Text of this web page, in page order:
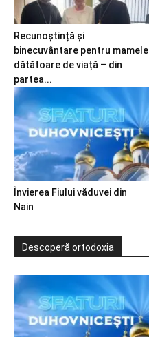
Recunoștință și
binecuvântare pentru mamele
dătătoare de viață – din
partea...
Învierea Fiului văduvei din
Nain
Descoperă ortodoxia